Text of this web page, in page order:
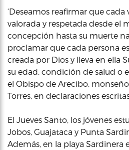
‘Deseamos reafirmar que
valorada y respetada desde el
concepción hasta su muerte
proclamar que cada persona
creada por Dios y lleva en ella
su edad, condición de salud o
el Obispo de Arecibo,
Torres, en declaraciones
El Jueves Santo, los jóvenes
Jobos, Guajataca y Punta
Además, en la playa Sardinera